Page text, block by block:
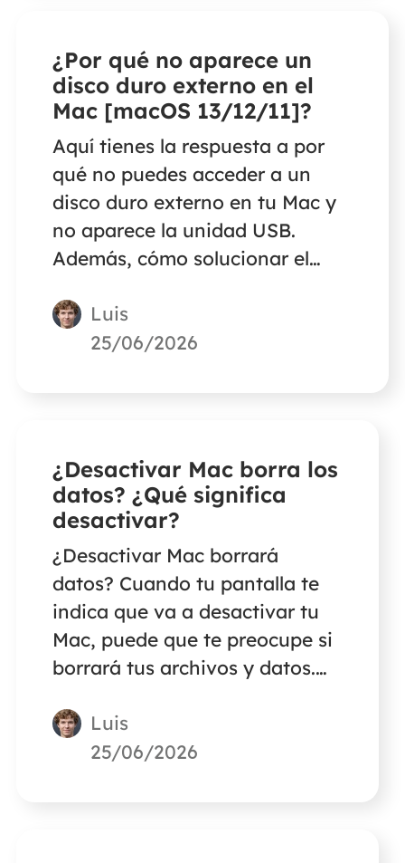
comandos de Terminal.
¿Por qué no aparece un
disco duro externo en el
Mac [macOS 13/12/11]?
Aquí tienes la respuesta a por
qué no puedes acceder a un
disco duro externo en tu Mac y
no aparece la unidad USB.
Además, cómo solucionar el
seguridad de tus datos en el
Mac.
Luis
25/06/2026
¿Desactivar Mac borra los
datos? ¿Qué significa
desactivar?
¿Desactivar Mac borrará
datos? Cuando tu pantalla te
indica que va a desactivar tu
Mac, puede que te preocupe si
borrará tus archivos y datos.
encontrar la respuesta.
Luis
25/06/2026